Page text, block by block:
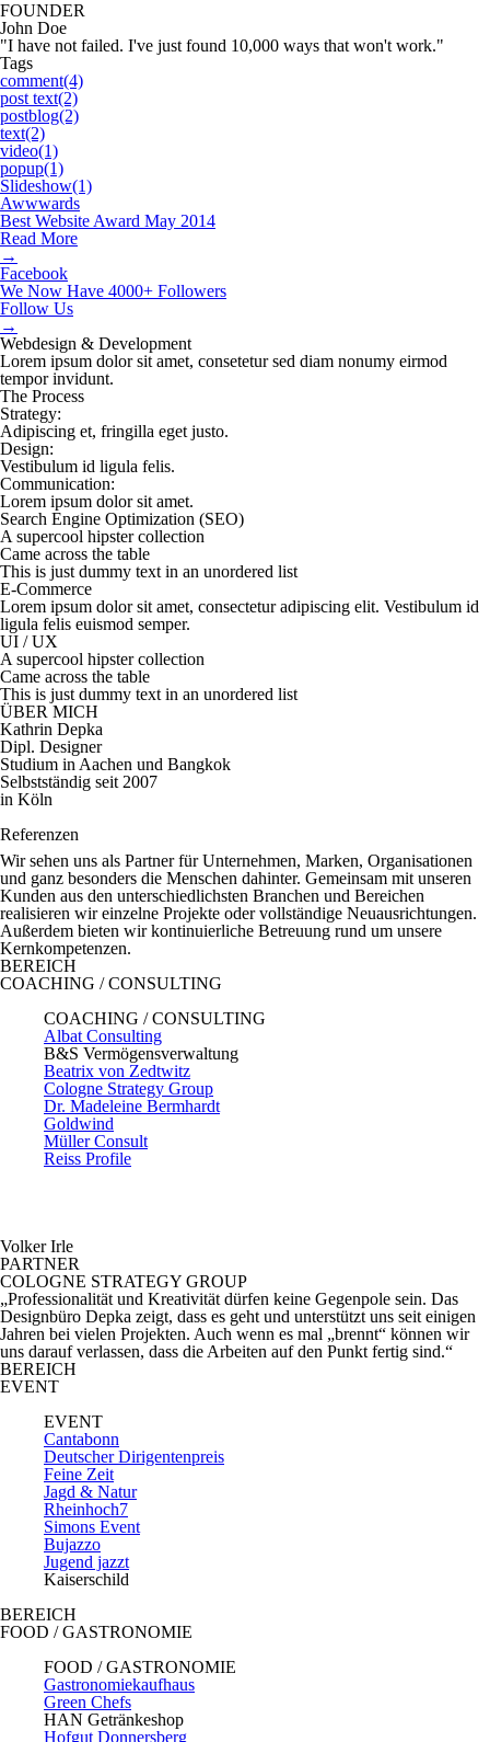
FOUNDER
John Doe
"I have not failed. I've just found 10,000 ways that won't work."
Tags
comment(4)
post text(2)
postblog(2)
text(2)
video(1)
popup(1)
Slideshow(1)
Awwwards
Best Website Award May 2014
Read More
→
Facebook
We Now Have 4000+ Followers
Follow Us
→
Webdesign & Development
Lorem ipsum dolor sit amet, consetetur sed diam nonumy eirmod
tempor invidunt.
The Process
Strategy:
Adipiscing et, fringilla eget justo.
Design:
Vestibulum id ligula felis.
Communication:
Lorem ipsum dolor sit amet.
Search Engine Optimization (SEO)
A supercool hipster collection
Came across the table
This is just dummy text in an unordered list
E-Commerce
Lorem ipsum dolor sit amet, consectetur adipiscing elit. Vestibulum id
ligula felis euismod semper.
UI / UX
A supercool hipster collection
Came across the table
This is just dummy text in an unordered list
ÜBER MICH
Kathrin Depka
Dipl. Designer
Studium in Aachen und Bangkok
Selbstständig seit 2007
in Köln
Referenzen
Wir sehen uns als Partner für Unternehmen, Marken, Organisationen
und ganz besonders die Menschen dahinter. Gemeinsam mit unseren
Kunden aus den unterschiedlichsten Branchen und Bereichen
realisieren wir einzelne Projekte oder vollständige Neuausrichtungen.
Außerdem bieten wir kontinuierliche Betreuung rund um unsere
Kernkompetenzen.
BEREICH
COACHING / CONSULTING
COACHING / CONSULTING
Albat Consulting
B&S Vermögensverwaltung
Beatrix von Zedtwitz
Cologne Strategy Group
Dr. Madeleine Bermhardt
Goldwind
Müller Consult
Reiss Profile
Volker Irle
PARTNER
COLOGNE STRATEGY GROUP
„Professionalität und Kreativität dürfen keine Gegenpole sein. Das
Designbüro Depka zeigt, dass es geht und unterstützt uns seit einigen
Jahren bei vielen Projekten. Auch wenn es mal „brennt“ können wir
uns darauf verlassen, dass die Arbeiten auf den Punkt fertig sind.“
BEREICH
EVENT
EVENT
Cantabonn
Deutscher Dirigentenpreis
Feine Zeit
Jagd & Natur
Rheinhoch7
Simons Event
Bujazzo
Jugend jazzt
Kaiserschild
BEREICH
FOOD / GASTRONOMIE
FOOD / GASTRONOMIE
Gastronomiekaufhaus
Green Chefs
HAN Getränkeshop
Hofgut Donnersberg